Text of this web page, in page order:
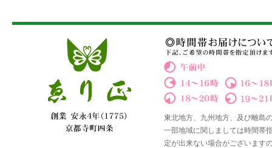
東北地方、九州地方、及び離島
一部地域に関しましては時間帯
定が出来ない場合がございます